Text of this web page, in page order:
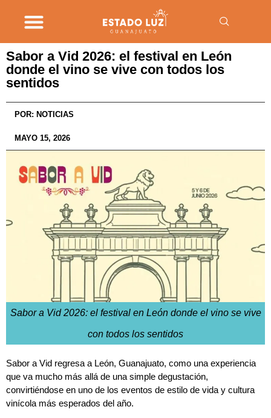
Sabor a Vid 2026: el festival en León
donde el vino se vive con todos los
sentidos
POR: NOTICIAS
MAYO 15, 2026
Sabor a Vid 2026: el festival en León donde el vino se vive
con todos los sentidos
Sabor a Vid regresa a León, Guanajuato, como una experiencia
que va mucho más allá de una simple degustación,
convirtiéndose en uno de los eventos de estilo de vida y cultura
vinícola más esperados del año.